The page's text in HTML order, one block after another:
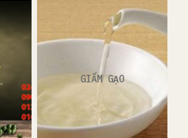
GIẤM GẠO